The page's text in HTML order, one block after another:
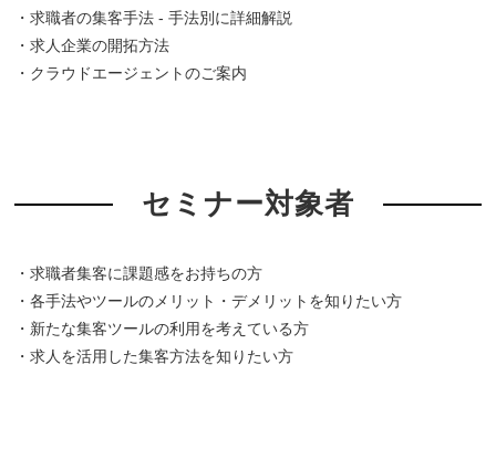
・求職者の集客手法 - 手法別に詳細解説
・求人企業の開拓方法
・クラウドエージェントのご案内
セミナー対象者
・求職者集客に課題感をお持ちの方
・各手法やツールのメリット・デメリットを知りたい方
・新たな集客ツールの利用を考えている方
・求人を活用した集客方法を知りたい方